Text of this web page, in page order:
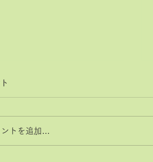
ントを追加…